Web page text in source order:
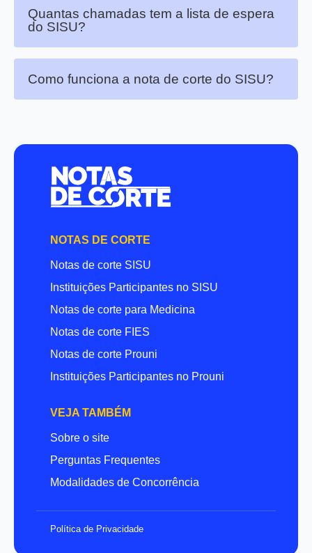
Quantas chamadas tem a lista de espera
do SISU?
Como funciona a nota de corte do SISU?
NOTAS DE CORTE
Notas de corte SISU
Instituições Participantes no SISU
Notas de corte para Medicina
Notas de corte FIES
Notas de corte Prouni
Instituições Participantes no Prouni
VEJA TAMBÉM
Sobre o site
Perguntas Frequentes
Modalidades de Concorrência
Política de Privacidade